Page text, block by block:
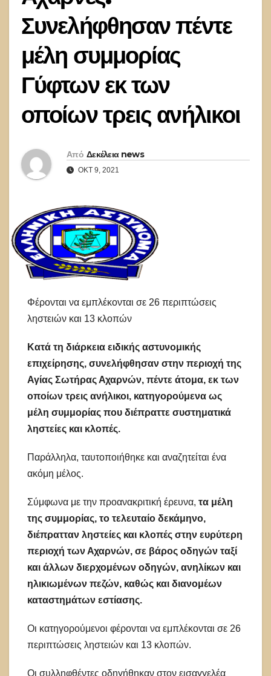
Συνελήφθησαν πέντε
μέλη συμμορίας
Γύφτων εκ των
οποίων τρεις ανήλικοι
Από Δεκέλεια news
ΟΚΤ 9, 2021
Φέρονται να εμπλέκονται σε 26 περιπτώσεις
ληστειών και 13 κλοπών
Κατά τη διάρκεια ειδικής αστυνομικής
επιχείρησης, συνελήφθησαν στην περιοχή της
Αγίας Σωτήρας Αχαρνών, πέντε άτομα, εκ των
οποίων τρεις ανήλικοι, κατηγορούμενα ως
μέλη συμμορίας που διέπραττε συστηματικά
ληστείες και κλοπές.
Παράλληλα, ταυτοποιήθηκε και αναζητείται ένα
ακόμη μέλος.
Σύμφωνα με την προανακριτική έρευνα, τα μέλη
της συμμορίας, το τελευταίο δεκάμηνο,
διέπρατταν ληστείες και κλοπές στην ευρύτερη
περιοχή των Αχαρνών, σε βάρος οδηγών ταξί
και άλλων διερχομένων οδηγών, ανηλίκων και
ηλικιωμένων πεζών, καθώς και διανομέων
καταστημάτων εστίασης.
Οι κατηγορούμενοι φέρονται να εμπλέκονται σε 26
περιπτώσεις ληστειών και 13 κλοπών.
Οι συλληφθέντες οδηγήθηκαν στον εισαγγελέα